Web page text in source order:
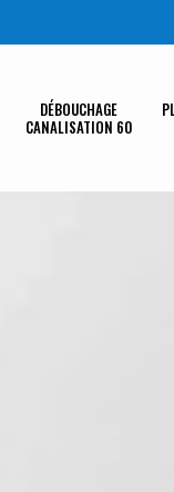
DÉBOUCHAGE
CANALISATION 60